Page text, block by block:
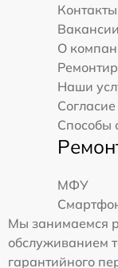
Контакты
Вакансии
О
Наши
Способы
МФУ
Мы занимаемся
обслуживанием
гарантийного